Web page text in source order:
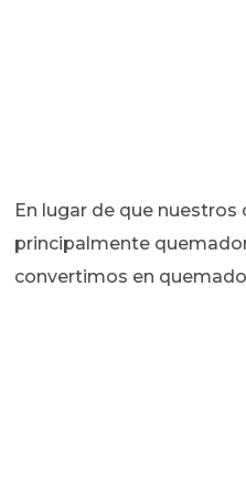
En lugar de que nuestros
principalmente
convertimos en